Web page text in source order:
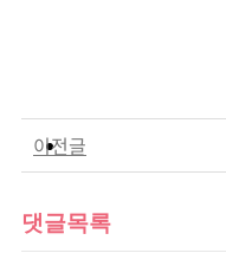
이전글
댓글목록